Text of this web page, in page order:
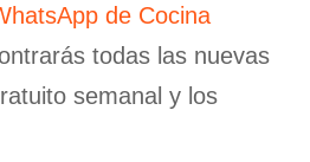
de Cocina
todas las nuevas
semanal y los